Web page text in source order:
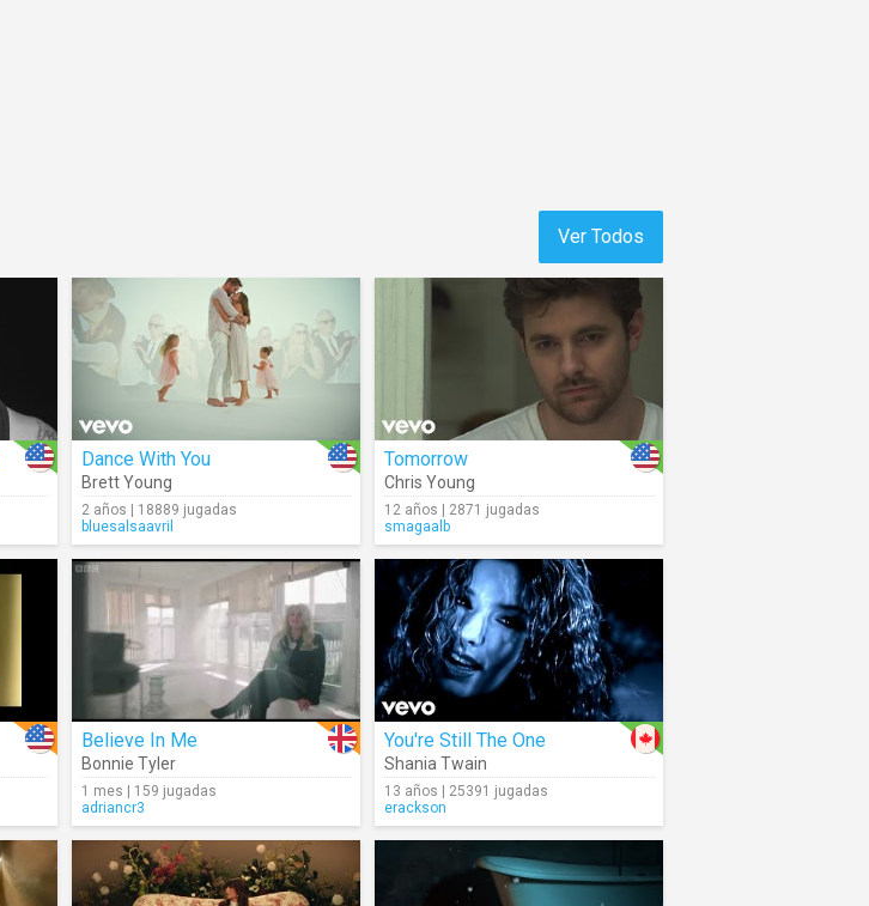
Ver Todos
Dance With You
Brett Young
2 años | 18889 jugadas
bluesalsaavril
Tomorrow
Chris Young
12 años | 2871 jugadas
smagaalb
Believe In Me
Bonnie Tyler
1 mes | 159 jugadas
adriancr3
You're Still The One
Shania Twain
13 años | 25391 jugadas
erackson